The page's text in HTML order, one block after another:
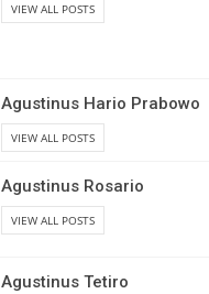
VIEW ALL POSTS
Agustinus Hario Prabowo
VIEW ALL POSTS
Agustinus Rosario
VIEW ALL POSTS
Agustinus Tetiro